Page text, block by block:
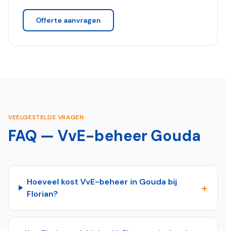
Offerte aanvragen
VEELGESTELDE VRAGEN
FAQ — VvE-beheer Gouda
Hoeveel kost VvE-beheer in Gouda bij
Florian?
+